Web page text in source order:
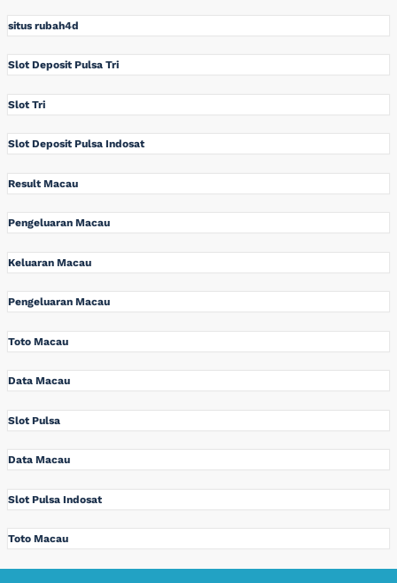
situs rubah4d
Slot Deposit Pulsa Tri
Slot Tri
Slot Deposit Pulsa Indosat
Result Macau
Pengeluaran Macau
Keluaran Macau
Pengeluaran Macau
Toto Macau
Data Macau
Slot Pulsa
Data Macau
Slot Pulsa Indosat
Toto Macau